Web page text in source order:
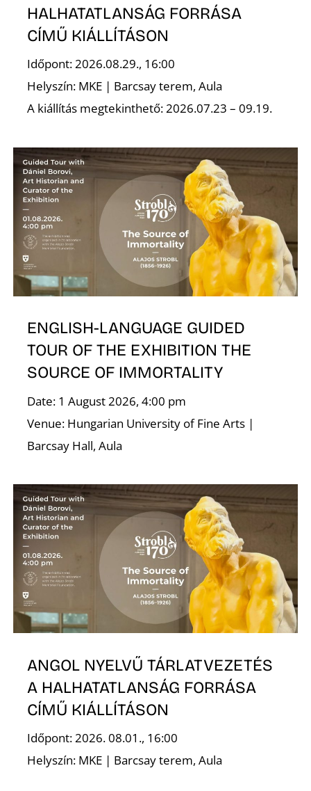
HALHATATLANSÁG FORRÁSA
CÍMŰ KIÁLLÍTÁSON
Időpont: 2026.08.29., 16:00
Helyszín: MKE | Barcsay terem, Aula
A kiállítás megtekinthető: 2026.07.23 – 09.19.
ENGLISH-LANGUAGE GUIDED
TOUR OF THE EXHIBITION THE
SOURCE OF IMMORTALITY
Date: 1 August 2026, 4:00 pm
Venue: Hungarian University of Fine Arts |
Barcsay Hall, Aula
ANGOL NYELVŰ TÁRLATVEZETÉS
A HALHATATLANSÁG FORRÁSA
CÍMŰ KIÁLLÍTÁSON
Időpont: 2026. 08.01., 16:00
Helyszín: MKE | Barcsay terem, Aula